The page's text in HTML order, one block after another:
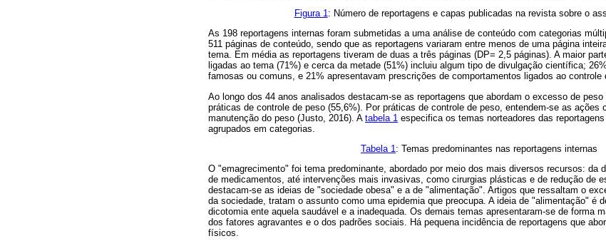
Figura 1: Número de reportagens e capas publicadas na revista sobre o
As 198 reportagens internas foram submetidas a uma análise de conteúdo com categorias
511 páginas de conteúdo, sendo que as reportagens variaram entre menos de uma página
tema. Em média as reportagens tiveram de duas a três páginas (DP= 2,5 páginas). A maior
ligadas ao tema (71%) e cerca da metade (51%) incluiu algum tipo de divulgação científica;
famosas ou comuns, e 21% apresentavam prescrições de comportamentos ligados ao controle
Ao longo dos 44 anos analisados destacam-se as reportagens que abordam o excesso de
práticas de controle de peso (55,6%). Por práticas de controle de peso, entendem-se as ações
manutenção do peso (Justo, 2016). A tabela 1 especifica os temas norteadores das
agrupados em categorias.
Tabela 1 : Temas predominantes nas reportagens internas
O "emagrecimento" foi tema predominante, abordado por meio dos mais diversos recursos: da
de medicamentos, até intervenções mais invasivas, como cirurgias plásticas e de redução de
destacam-se as ideias de "sociedade obesa" e a de "alimentação". Artigos que ressaltam o
da sociedade, tratam o assunto como uma epidemia que preocupa. A ideia de "alimentação" é
dicotomia ente aquela saudável e a inadequada. Os demais temas apresentaram-se de forma
dos fatores agravantes e o dos padrões sociais. Há pequena incidência de reportagens que
físicos.